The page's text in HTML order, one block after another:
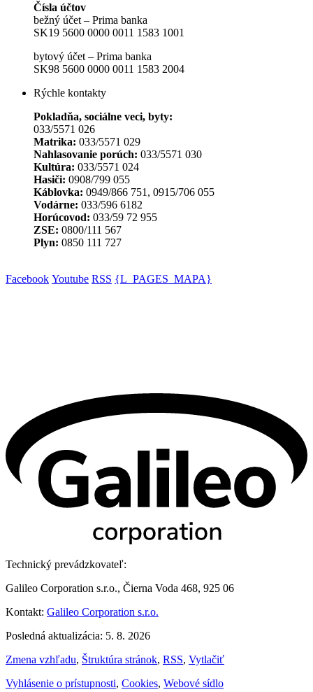
Čísla účtov
bežný účet – Prima banka
SK19 5600 0000 0011 1583 1001
bytový účet – Prima banka
SK98 5600 0000 0011 1583 2004
Rýchle kontakty
Pokladňa, sociálne veci, byty:
033/5571 026
Matrika: 033/5571 029
Nahlasovanie porúch: 033/5571 030
Kultúra: 033/5571 024
Hasiči: 0908/799 055
Káblovka: 0949/866 751, 0915/706 055
Vodárne: 033/596 6182
Horúcovod: 033/59 72 955
ZSE: 0800/111 567
Plyn: 0850 111 727
Facebook Youtube RSS {L_PAGES_MAPA}
Technický prevádzkovateľ:
Galileo Corporation s.r.o., Čierna Voda 468, 925 06
Kontakt: Galileo Corporation s.r.o.
Posledná aktualizácia: 5. 8. 2026
Zmena vzhľadu, Štruktúra stránok, RSS, Vytlačiť
Vyhlásenie o prístupnosti, Cookies, Webové sídlo